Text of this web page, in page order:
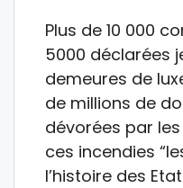
Plus de 10 000
5000 déclarées
demeures de
de millions de
dévorées par
ces incendies
l’histoire des